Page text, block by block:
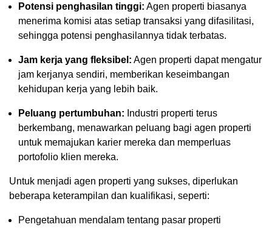
Potensi penghasilan tinggi: Agen properti biasanya
menerima komisi atas setiap transaksi yang difasilitasi,
sehingga potensi penghasilannya tidak terbatas.
Jam kerja yang fleksibel: Agen properti dapat mengatur
jam kerjanya sendiri, memberikan keseimbangan
kehidupan kerja yang lebih baik.
Peluang pertumbuhan: Industri properti terus
berkembang, menawarkan peluang bagi agen properti
untuk memajukan karier mereka dan memperluas
portofolio klien mereka.
Untuk menjadi agen properti yang sukses, diperlukan
beberapa keterampilan dan kualifikasi, seperti:
Pengetahuan mendalam tentang pasar properti